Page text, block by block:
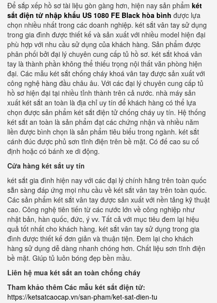
Để sắp xếp hồ sơ tài liệu gòn gàng hơn, hiện nay sản phẩm két
sắt điện tử nhập khẩu US 1080 FE Black hòa bình được lựa
chọn nhiều nhất trong các doanh nghiệp. két sắt vân tay sử dụng
trong gia đình được thiết kế và sản xuất với nhiều model hiện đại
phù hợp với nhu cầu sử dụng của khách hàng. Sản phẩm được
phân phối bởi đại lý chuyên cung cấp tủ hồ sơ. két sắt khoá vân
tay là thành phần không thể thiếu trọng nội thất văn phòng hiện
đại. Các mẫu két sắt chống cháy khoá vân tay được sản xuất với
công nghệ hàng đầu châu âu. Với các đại lý chuyên cung cấp tủ
hồ sơ hiện đại tại nhiều tỉnh thành trên cả nước. nhà máy sản
xuất két sắt an toàn là địa chỉ uy tín để khách hàng có thể lựa
chọn được sản phẩm két sắt điện tử chống cháy uy tín. Hệ thống
két sắt an toàn là sản phẩm đạt các chứng nhận và nhiều năm
liền được bình chọn là sản phẩm tiêu biểu trong ngành. két sắt
cánh đúc được phủ sơn tĩnh điện trên bề mặt. Có đế cao su cố
định hoặc có bánh xe di động.
Cửa hàng két sắt uy tín
két sắt gia đình hiện nay với các đại lý chính hãng trên toàn quốc
sẵn sàng đáp ứng mọi nhu cầu về két sắt vân tay trên toàn quốc.
Các sản phẩm két sắt vân tay được sản xuất với nền tảng kỹ thuật
cao. Công nghệ tiên tiến từ các nước lớn về công nghiệp như
nhật bản, hàn quốc, đức, ý vv. Tất cả với mục tiêu đem lại hiệu
quả tốt nhất cho khách hàng. két sắt vân tay sử dụng trong gia
đình được thiết kế đơn giản và thuận tiện. Đem lại cho khách
hàng sử dụng dễ dàng nhanh chóng hơn. Chất liệu sơn tĩnh điện
bề mặt. Giúp tủ luôn bóng đẹp bền mầu.
Liên hệ mua két sắt an toàn chống cháy
Tham khảo thêm Các mẫu két sắt điện tử:
https://ketsatcaocap.vn/san-pham/ket-sat-dien-tu